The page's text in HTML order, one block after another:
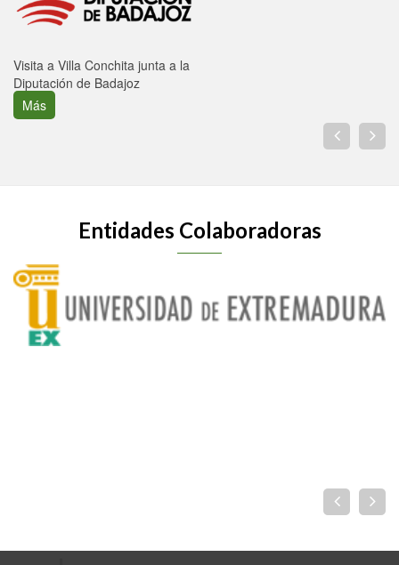
Visita a Villa Conchita junta a la
Diputación de Badajoz
Más
Entidades Colaboradoras